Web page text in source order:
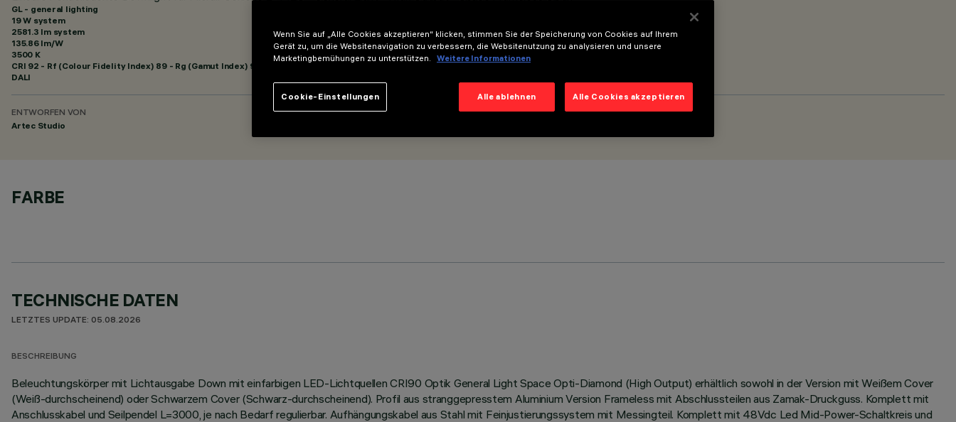
GL - general lighting
19 W system
2581.3 lm system
135.86 lm/W
3500 K
CRI 92 - Rf (Colour Fidelity Index) 89 - Rg (Gamut Index) 95
DALI
ENTWORFEN VON
Artec Studio
FARBE
TECHNISCHE DATEN
LETZTES UPDATE: 05.08.2026
BESCHREIBUNG
Beleuchtungskörper mit Lichtausgabe Down mit einfarbigen LED-Lichtquellen CRI90 Optik General Light Space Opti-Diamond (High Output) erhältlich sowohl in der Version mit Weißem Cover
(Weiß-durchscheinend) oder Schwarzem Cover (Schwarz-durchscheinend). Profil aus stranggepresstem Aluminium Version Frameless mit Abschlussteilen aus Zamak-Druckguss. Komplett mit
Anschlusskabel und Seilpendel L=3000, je nach Bedarf regulierbar. Aufhängungskabel aus Stahl mit Feinjustierungssystem mit Messingteil. Komplett mit 48Vdc Led Mid-Power-Schaltkreis und
Wenn Sie auf „Alle Cookies akzeptieren“ klicken, stimmen Sie der Speicherung von Cookies auf Ihrem
Gerät zu, um die Websitenavigation zu verbessern, die Websitenutzung zu analysieren und unsere
Marketingbemühungen zu unterstützen.
Weitere Informationen
Alle ablehnen Alle Cookies akzeptieren
Cookie-Einstellungen